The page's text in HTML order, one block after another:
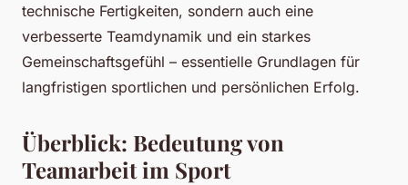
technische Fertigkeiten, sondern auch eine
verbesserte Teamdynamik und ein starkes
Gemeinschaftsgefühl – essentielle Grundlagen für
langfristigen sportlichen und persönlichen Erfolg.
Überblick: Bedeutung von
Teamarbeit im Sport